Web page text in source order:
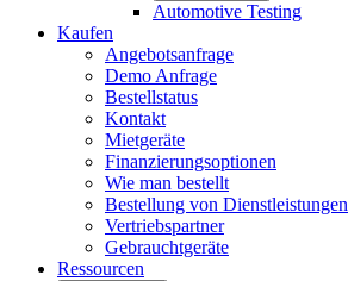
Automotive Testing
Kaufen
Angebotsanfrage
Demo Anfrage
Bestellstatus
Kontakt
Mietgeräte
Finanzierungsoptionen
Wie man bestellt
Bestellung von Dienstleistungen
Vertriebspartner
Gebrauchtgeräte
Ressourcen